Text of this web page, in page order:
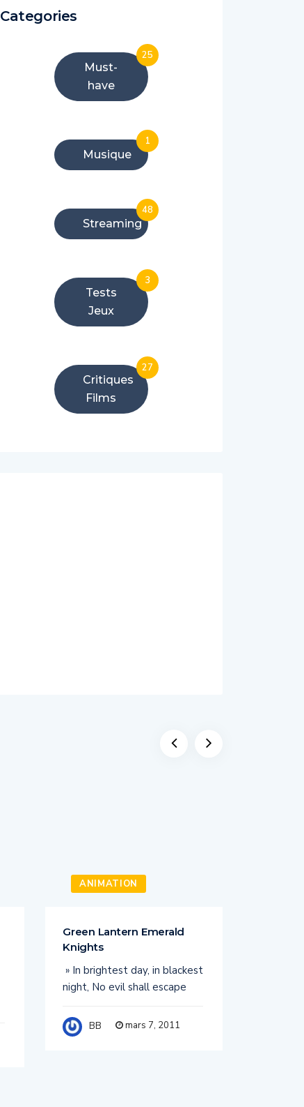
Categories
Must-
have
25
Musique
1
Streaming
48
Tests
Jeux
3
Critiques
Films
27
ANIMATION
Green Lantern Emerald
Knights
» In brightest day, in blackest
night, No evil shall escape
BB mars 7, 2011